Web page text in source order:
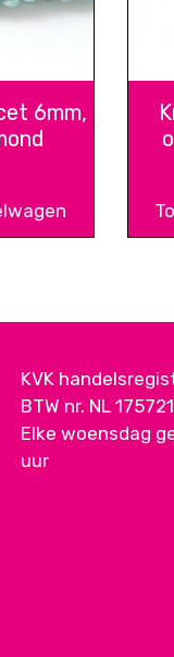
6mm,
KVK
BTW nr. NL
Elke woensdag
uur